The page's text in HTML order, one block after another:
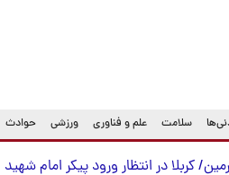
سلامت علم و فناوری ورزشی حوادث
کربلا در انتظار ورود پیکر امام شهید